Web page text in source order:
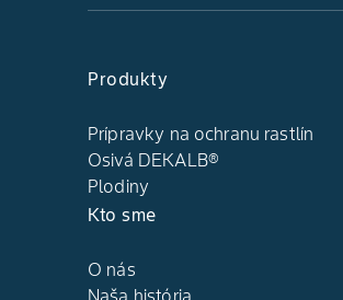
Produkty
Prípravky na ochranu rastlín
Osivá DEKALB®
Plodiny
Kto sme
O nás
Naša história